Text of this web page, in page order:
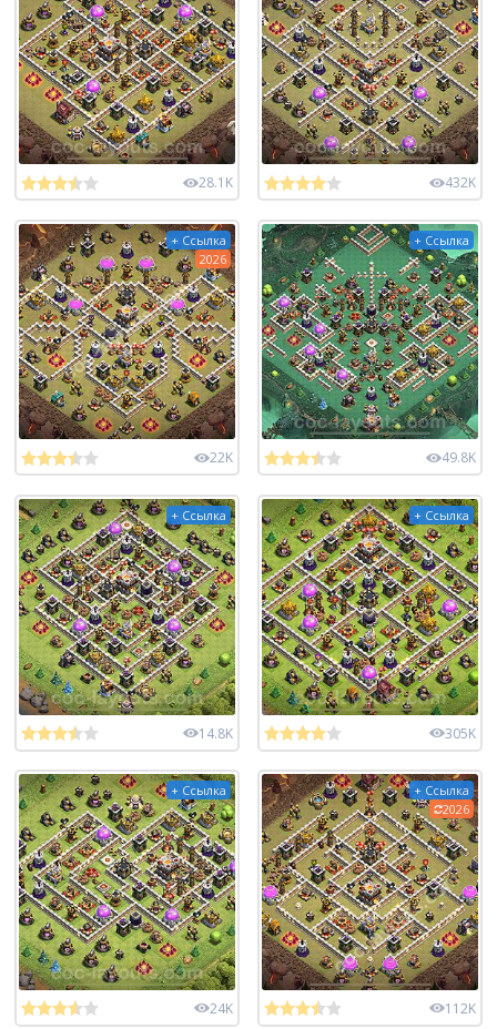
28.1K 432K
+ Ссылка
2026
22K
+ Ссылка
49.8K
+ Ссылка
14.8K
+ Ссылка
305K
+ Ссылка
24K
+ Ссылка
2026
112K